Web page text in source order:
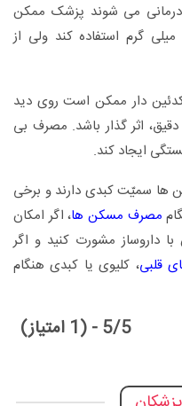
درمانی می شوند پزشک ممکن
است ترجیح دهد از استامینوفن ۵۰۰ میلی گرم استفاده کند ولی از
دار ممکن است روی دید
دقیق، اثر گذار باشد. مصرف بی
ایجاد کند.
ها سمیّت کبدی دارند و برخی
مصرف مسکن ها، اگر امکان
داروساز مشورت کنید و اگر
قلبی، کلیوی یا کبدی هنگام
5/5 - (1 امتیاز)